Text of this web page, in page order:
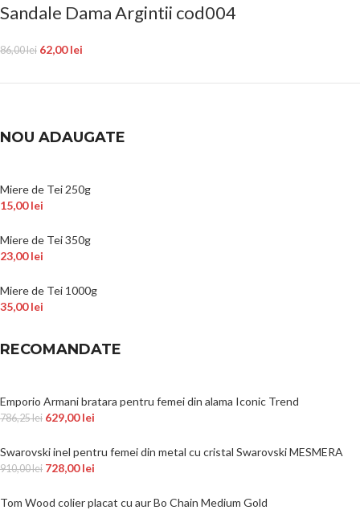
Sandale Dama Argintii cod004
86,00lei 62,00lei
NOU ADAUGATE
Miere de Tei 250g
15,00lei
Miere de Tei 350g
23,00lei
Miere de Tei 1000g
35,00lei
RECOMANDATE
Emporio Armani bratara pentru femei din alama Iconic Trend
786,25lei 629,00lei
Swarovski inel pentru femei din metal cu cristal Swarovski MESMERA
910,00lei 728,00lei
Tom Wood colier placat cu aur Bo Chain Medium Gold